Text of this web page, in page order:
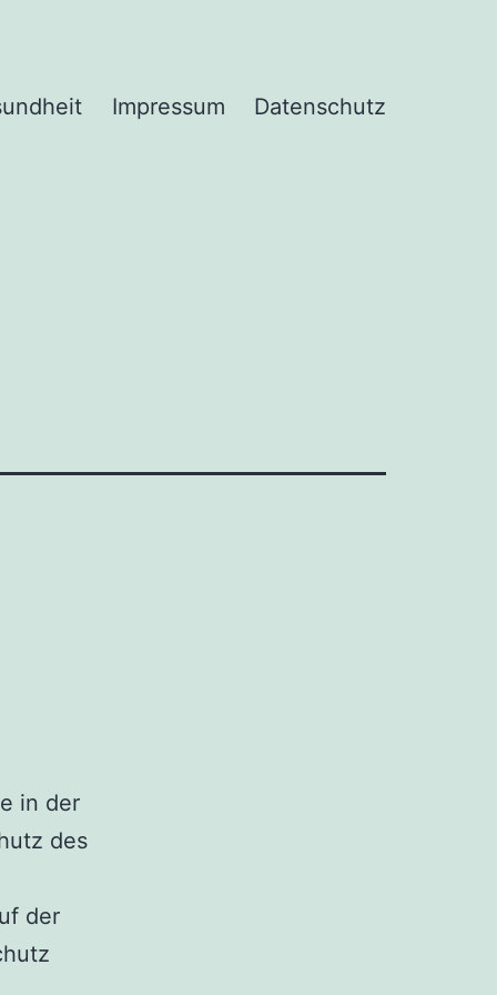
Impressum Datenschutz
in der
des
der